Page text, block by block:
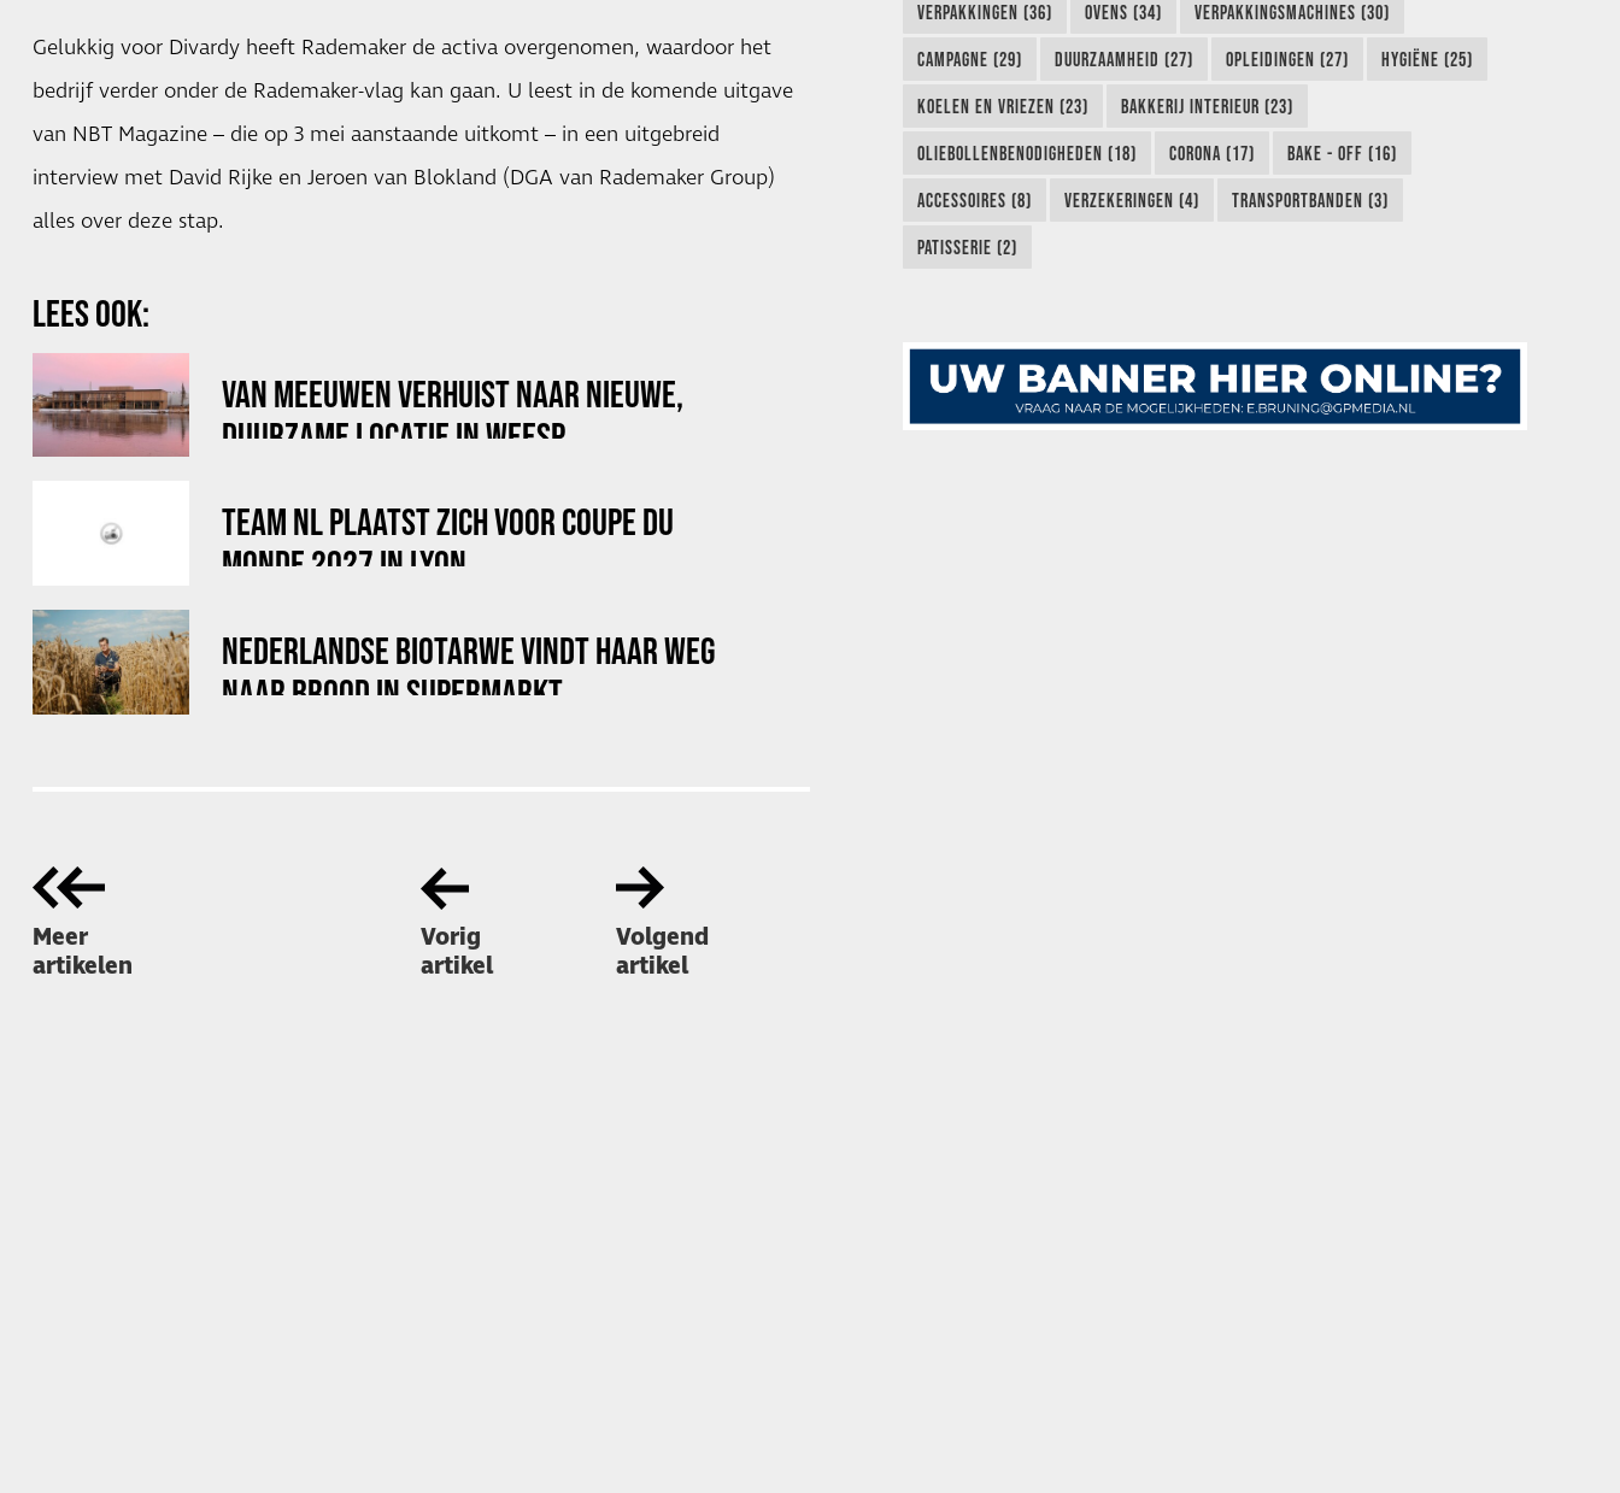
Gelukkig voor Divardy heeft Rademaker de activa overgenomen, waardoor het
bedrijf verder onder de Rademaker-vlag kan gaan. U leest in de komende uitgave
van NBT Magazine – die op 3 mei aanstaande uitkomt – in een uitgebreid
interview met David Rijke en Jeroen van Blokland (DGA van Rademaker Group)
alles over deze stap.
LEES OOK:
VAN MEEUWEN VERHUIST NAAR NIEUWE,
DUURZAME LOCATIE IN WEESP
TEAM NL PLAATST ZICH VOOR COUPE DU
MONDE 2027 IN LYON
NEDERLANDSE BIOTARWE VINDT HAAR WEG
NAAR BROOD IN SUPERMARKT
Meer
artikelen
Vorig
artikel
Volgend
artikel
VERPAKKINGEN (36) OVENS (34) VERPAKKINGSMACHINES (30)
CAMPAGNE (29) DUURZAAMHEID (27) OPLEIDINGEN (27) HYGIËNE (25)
KOELEN EN VRIEZEN (23) BAKKERIJ INTERIEUR (23)
OLIEBOLLENBENODIGHEDEN (18) CORONA (17) BAKE - OFF (16)
ACCESSOIRES (8) VERZEKERINGEN (4) TRANSPORTBANDEN (3)
PATISSERIE (2)